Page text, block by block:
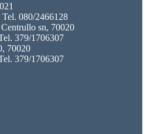
080/2466128
sn, 70020
379/1706307
70020
379/1706307